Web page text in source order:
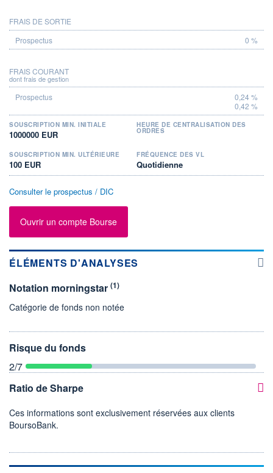
FRAIS DE SORTIE
0 %
FRAIS COURANT
dont frais de gestion
0,24 %
0,42 %
SOUSCRIPTION MIN. INITIALE
1000000 EUR
HEURE DE CENTRALISATION DES
ORDRES
SOUSCRIPTION MIN. ULTÉRIEURE
100 EUR
FRÉQUENCE DES VL
Quotidienne
Consulter le prospectus / DIC
Ouvrir un compte Bourse
ÉLÉMENTS D'ANALYSES
Notation morningstar (1)
Catégorie de fonds non notée
Risque du fonds
2/7
Ratio de Sharpe
Ces informations sont exclusivement réservées aux clients
BoursoBank.